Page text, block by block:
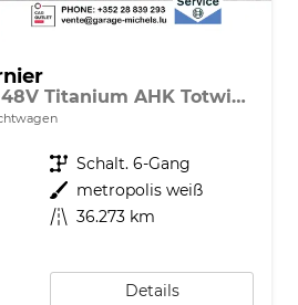
1.0 EcoBoost 155 48V Titanium AHK Totwinkel
Getriebe Schalt. 6-Gang
Außenfarbe metropolis weiß
Kilometerstand 36.273 km
Details